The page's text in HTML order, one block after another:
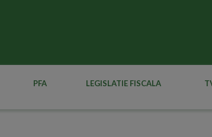
PFA LEGISLATIE FISCALA